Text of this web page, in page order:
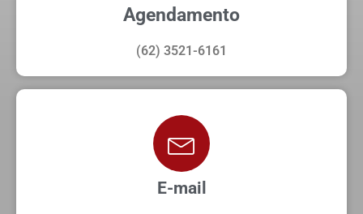
Agendamento
(62) 3521-6161
E-mail